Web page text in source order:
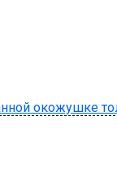
окожушке